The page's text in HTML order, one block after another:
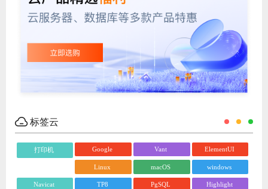
标签云
打印机 Google Vant ElementUI
Linux macOS windows
Navicat TP8 PgSQL Highlight